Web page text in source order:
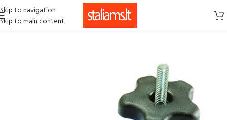
Skip to navigation
Skip to main content